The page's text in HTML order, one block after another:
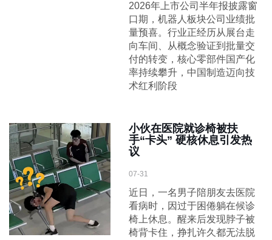
2026年上市公司半年报披露窗
口期，机器人板块公司业绩批
量预喜。行业正经历从展台走
向车间、从概念验证到批量交
付的转变，核心零部件国产化
率持续攀升，中国制造迈向技
术红利阶段
小伙在医院就诊椅被扶
手“卡头” 硬核休息引发热
议
07-31
近日，一名男子陪朋友去医院
看病时，因过于困倦躺在候诊
椅上休息。醒来后发现脖子被
椅背卡住，挣扎许久都无法脱